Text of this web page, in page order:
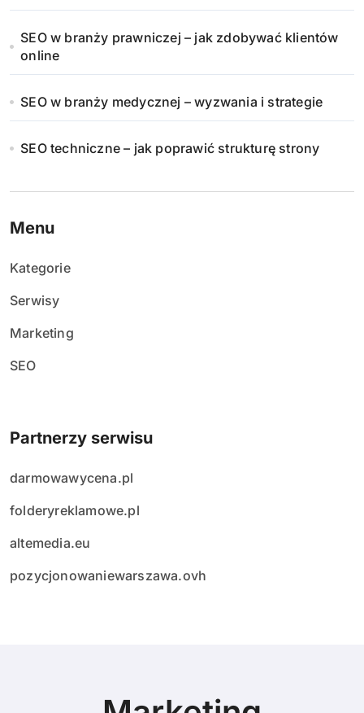
SEO w branży prawniczej – jak zdobywać klientów
online
SEO w branży medycznej – wyzwania i strategie
SEO techniczne – jak poprawić strukturę strony
Menu
Kategorie
Serwisy
Marketing
SEO
Partnerzy serwisu
darmowawycena.pl
folderyreklamowe.pl
altemedia.eu
pozycjonowaniewarszawa.ovh